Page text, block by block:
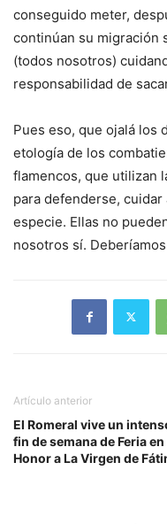
conseguido meter,
continúan su migración
(todos nosotros)
responsabilidad de
Pues eso, que ojalá los
etología de los
flamencos, que utilizan
para defenderse,
especie. Ellas no
nosotros sí.
Artículo anterior
El Romeral vive un
fin de semana de Feria en
Honor a La Virgen de